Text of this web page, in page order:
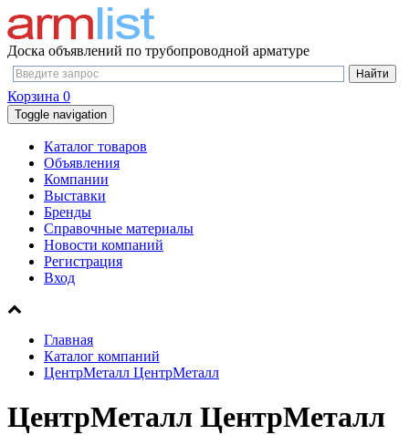
Доска объявлений по трубопроводной арматуре
Корзина 0
Toggle navigation
Каталог товаров
Объявления
Компании
Выставки
Бренды
Справочные материалы
Новости компаний
Регистрация
Вход
Главная
Каталог компаний
ЦентрМеталл ЦентрМеталл
ЦентрМеталл ЦентрМеталл